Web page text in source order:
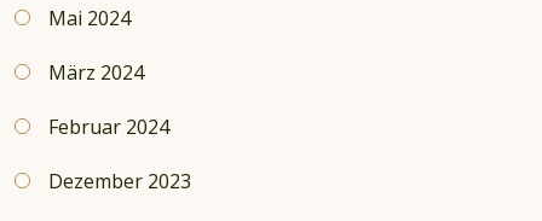
Mai 2024
März 2024
Februar 2024
Dezember 2023